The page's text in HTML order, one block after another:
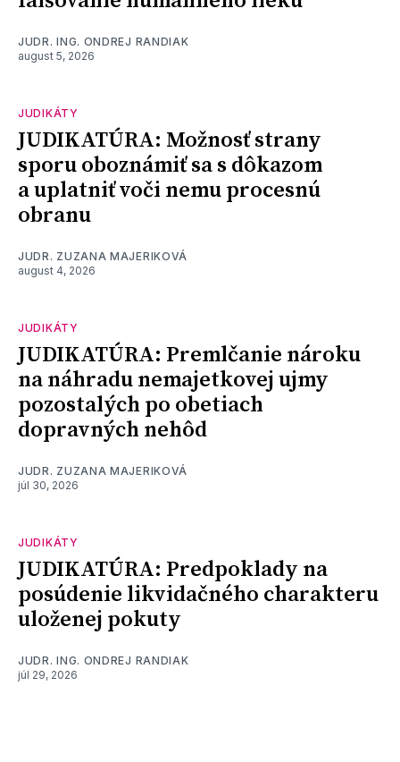
JUDR. ING. ONDREJ RANDIAK
august 5, 2026
JUDIKÁTY
JUDIKATÚRA: Možnosť strany
sporu oboznámiť sa s dôkazom
a uplatniť voči nemu procesnú
obranu
JUDR. ZUZANA MAJERIKOVÁ
august 4, 2026
JUDIKÁTY
JUDIKATÚRA: Premlčanie nároku
na náhradu nemajetkovej ujmy
pozostalých po obetiach
dopravných nehôd
JUDR. ZUZANA MAJERIKOVÁ
júl 30, 2026
JUDIKÁTY
JUDIKATÚRA: Predpoklady na
posúdenie likvidačného charakteru
uloženej pokuty
JUDR. ING. ONDREJ RANDIAK
júl 29, 2026